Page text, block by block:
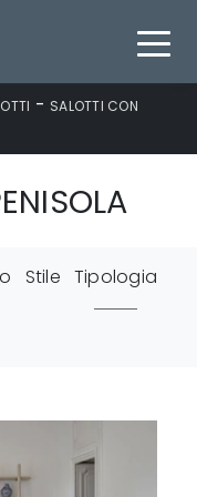
- SALOTTI CON
Stile Tipologia